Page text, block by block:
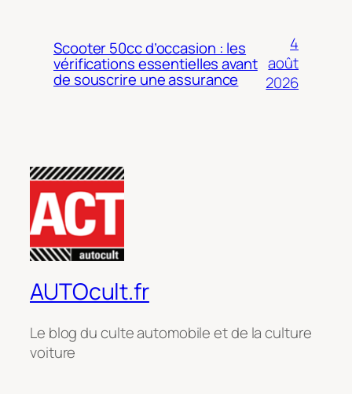
Scooter 50cc d’occasion : les
vérifications essentielles avant
de souscrire une assurance
4
août
2026
AUTOcult.fr
Le blog du culte automobile et de la culture
voiture